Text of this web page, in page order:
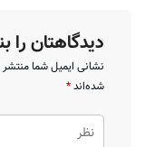
دیدگاهتان را
نشانی ایمیل شما
شده‌اند*